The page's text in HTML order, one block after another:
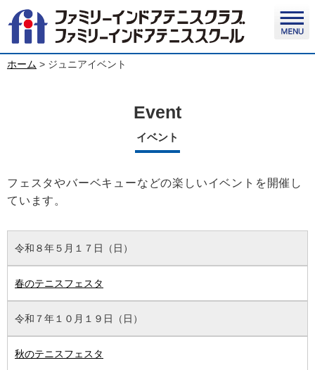
ホーム > ジュニアイベント
Event
イベント
フェスタやバーベキューなどの楽しいイベントを開催し
ています。
令和８年５月１７日（日）
春のテニスフェスタ
令和７年１０月１９日（日）
秋のテニスフェスタ